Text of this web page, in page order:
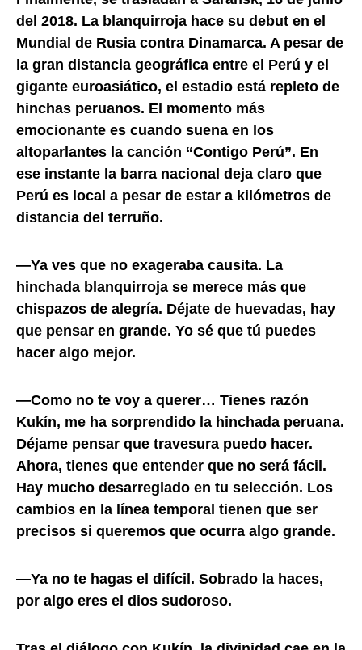
del 2018. La blanquirroja hace su debut en el
Mundial de Rusia contra Dinamarca. A pesar de
la gran distancia geográfica entre el Perú y el
gigante euroasiático, el estadio está repleto de
hinchas peruanos. El momento más
emocionante es cuando suena en los
altoparlantes la canción “Contigo Perú”. En
ese instante la barra nacional deja claro que
Perú es local a pesar de estar a kilómetros de
distancia del terruño.
—Ya ves que no exageraba causita. La
hinchada blanquirroja se merece más que
chispazos de alegría. Déjate de huevadas, hay
que pensar en grande. Yo sé que tú puedes
hacer algo mejor.
—Como no te voy a querer… Tienes razón
Kukín, me ha sorprendido la hinchada peruana.
Déjame pensar que travesura puedo hacer.
Ahora, tienes que entender que no será fácil.
Hay mucho desarreglado en tu selección. Los
cambios en la línea temporal tienen que ser
precisos si queremos que ocurra algo grande.
—Ya no te hagas el difícil. Sobrado la haces,
por algo eres el dios sudoroso.